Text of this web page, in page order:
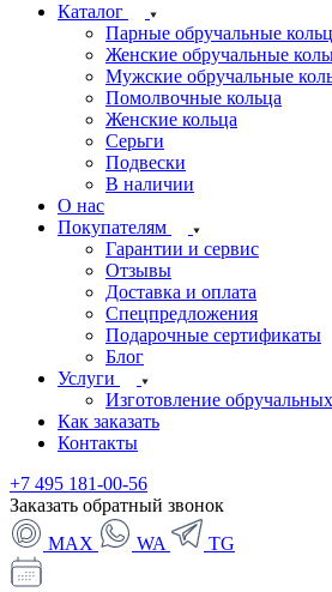
Каталог
Парные обручальные
Женские обручальные
Мужские обручальные
Помолвочные кольца
Женские кольца
Серьги
Подвески
В наличии
О нас
Покупателям
Гарантии и сервис
Отзывы
Доставка и оплата
Спецпредложения
Подарочные сертификаты
Блог
Услуги
Изготовление
Как заказать
Контакты
+7 495 181-00-56
Заказать обратный звонок
MAX
WA TG